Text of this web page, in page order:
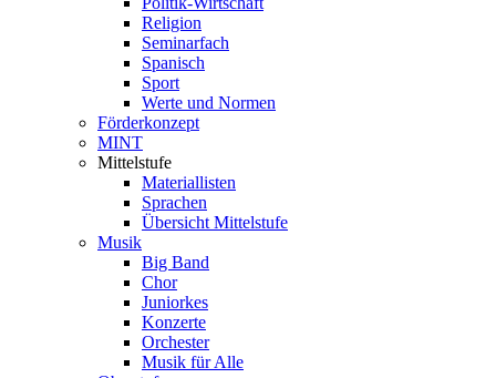
Religion
Seminarfach
Spanisch
Sport
Werte und Normen
Förderkonzept
MINT
Mittelstufe
Materiallisten
Sprachen
Übersicht Mittelstufe
Musik
Big Band
Chor
Juniorkes
Konzerte
Orchester
Musik für Alle